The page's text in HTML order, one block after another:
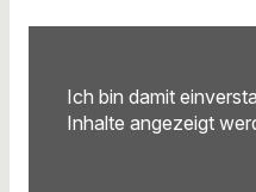
Ich bin damit
Inhalte angezeigt